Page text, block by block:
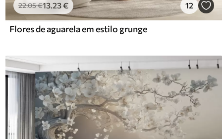
22.05€13.23€ 12
Flores de aguarela em estilo grunge